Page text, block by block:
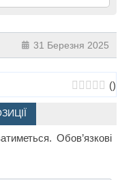
31 Березня 2025
()
Обов’язкові